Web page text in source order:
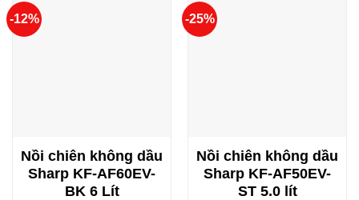
-12%
Nồi chiên không dầu
Sharp KF-AF60EV-
BK 6 Lít
-25%
Nồi chiên không dầu
Sharp KF-AF50EV-
ST 5.0 lít